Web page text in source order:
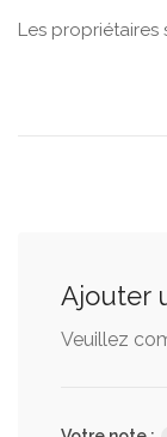
Les propriétaires
Ajouter
Veuillez